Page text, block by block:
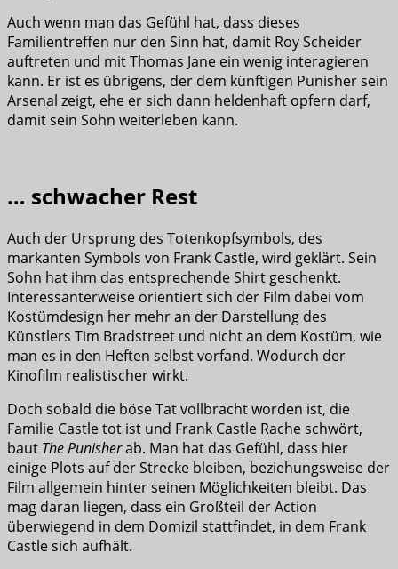
Auch wenn man das Gefühl hat, dass dieses
Familientreffen nur den Sinn hat, damit Roy Scheider
auftreten und mit Thomas Jane ein wenig interagieren
kann. Er ist es übrigens, der dem künftigen Punisher sein
Arsenal zeigt, ehe er sich dann heldenhaft opfern darf,
damit sein Sohn weiterleben kann.
… schwacher Rest
Auch der Ursprung des Totenkopfsymbols, des
markanten Symbols von Frank Castle, wird geklärt. Sein
Sohn hat ihm das entsprechende Shirt geschenkt.
Interessanterweise orientiert sich der Film dabei vom
Kostümdesign her mehr an der Darstellung des
Künstlers Tim Bradstreet und nicht an dem Kostüm, wie
man es in den Heften selbst vorfand. Wodurch der
Kinofilm realistischer wirkt.
Doch sobald die böse Tat vollbracht worden ist, die
Familie Castle tot ist und Frank Castle Rache schwört,
baut The Punisherab. Man hat das Gefühl, dass hier
einige Plots auf der Strecke bleiben, beziehungsweise der
Film allgemein hinter seinen Möglichkeiten bleibt. Das
mag daran liegen, dass ein Großteil der Action
überwiegend in dem Domizil stattfindet, in dem Frank
Castle sich aufhält.